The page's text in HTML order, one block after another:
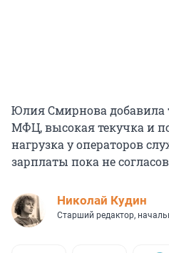
Юлия Смирнова добавила
МФЦ, высокая текучка и
нагрузка у операторов
зарплаты пока не
Николай Кудин
Старший редактор,